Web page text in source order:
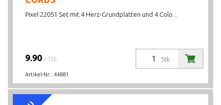
Pixel 22051 Set mit 4 Herz-Grundplatten und 4 Colo...
Stk.
9.90 / Stk.
Artikel-Nr.: 44881